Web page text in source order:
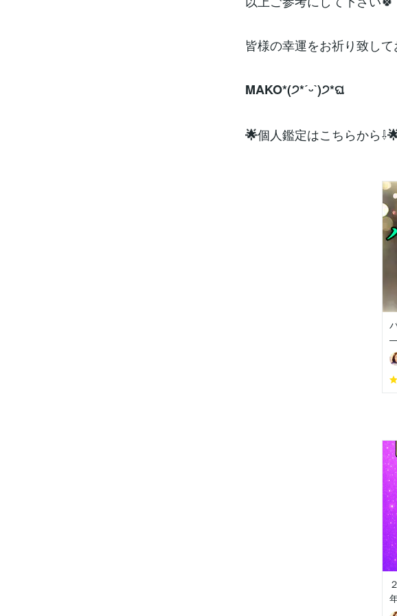
皆様の幸運をお祈り致して
MAKO*(੭*ˊᵕˋ)੭*ଘ
🌟個人鑑定はこちらから⇩